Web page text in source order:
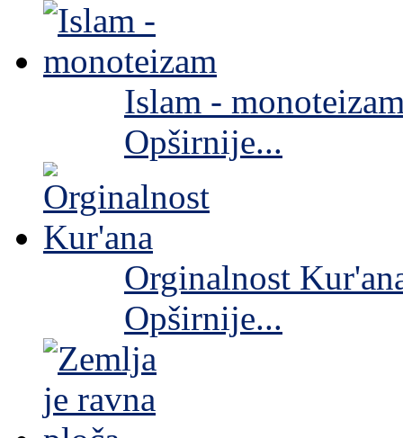
Islam -
Opširnije...
Orginalnost
Opširnije...